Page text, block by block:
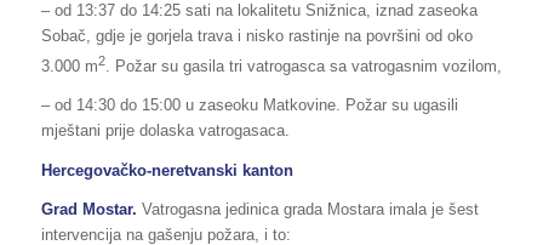
– od 13:37 do 14:25 sati na lokalitetu Snižnica, iznad zaseoka
Sobač, gdje je gorjela trava i nisko rastinje na površini od oko
3.000 m2. Požar su gasila tri vatrogasca sa vatrogasnim vozilom,
– od 14:30 do 15:00 u zaseoku Matkovine. Požar su ugasili
mještani prije dolaska vatrogasaca.
Hercegovačko-neretvanski kanton
Grad Mostar. Vatrogasna jedinica grada Mostara imala je šest
intervencija na gašenju požara, i to: